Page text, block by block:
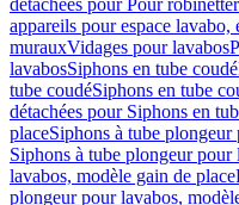
détachées pour Pour
appareils pour espace lavabo,
murauxVidages pour lavabos
lavabosSiphons en tube coudé
tube coudéSiphons en tube
détachées pour Siphons en
placeSiphons à tube plongeur
Siphons à tube plongeur pour
lavabos, modèle gain de place
plongeur pour lavabos,